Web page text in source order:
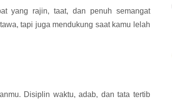
yang rajin, taat, dan penuh semangat
tapi juga mendukung saat kamu lelah
Disiplin waktu, adab, dan tata tertib